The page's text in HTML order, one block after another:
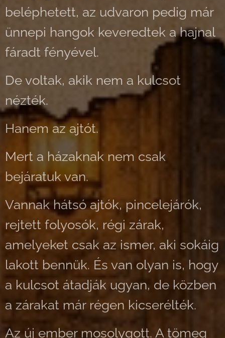
beléphetett, az udvaron pedig már
ünnepi hangok keveredtek a hajnal
fáradt fényével.
De voltak, akik nem a kulcsot
nézték.
Hanem az ajtót.
Mert a házaknak nem csak
bejáratuk van.
Vannak hátsó ajtók, pincelejárók,
rejtett folyosók, régi zárak,
amelyeket csak az ismer, aki sokáig
lakott bennük. És van olyan is, hogy
a kulcsot átadják ugyan, de közben
a zárakat már régen kicserélték.
Az új ember mosolygott. A tömeg